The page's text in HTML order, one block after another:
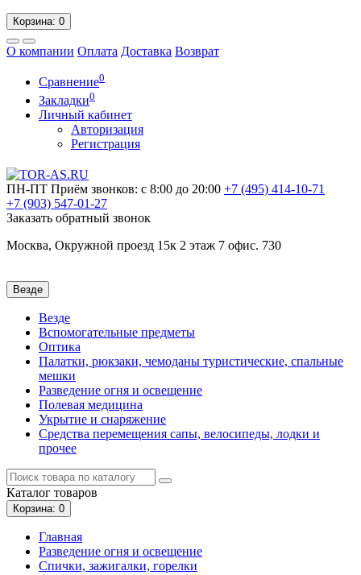
Корзина: 0
О компании Оплата Доставка Возврат
Сравнение0
Закладки0
Личный кабинет
Авторизация
Регистрация
ПН-ПТ Приём звонков: с 8:00 до 20:00 +7 (495) 414-10-71
+7 (903) 547-01-27
Заказать обратный звонок
Москва, Окружной проезд 15к 2 этаж 7 офис. 730
Везде
Везде
Вспомогательные предметы
Оптика
Палатки, рюкзаки, чемоданы туристические, спальные
мешки
Разведение огня и освещение
Полевая медицина
Укрытие и снаряжение
Средства перемещения сапы, велосипеды, лодки и
прочее
Каталог товаров
Корзина: 0
Главная
Разведение огня и освещение
Спички, зажигалки, горелки